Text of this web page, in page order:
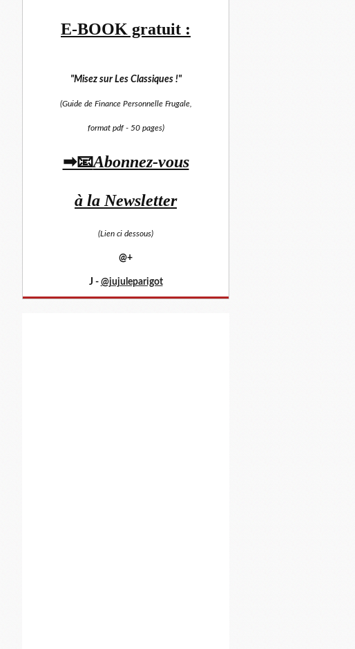
E-BOOK gratuit :
"Misez sur Les Classiques !"
(Guide de Finance Personnelle Frugale,
format pdf - 50 pages)
➡📧Abonnez-vous
à la Newsletter
(Lien ci dessous)
@+
J - @jujuleparigot